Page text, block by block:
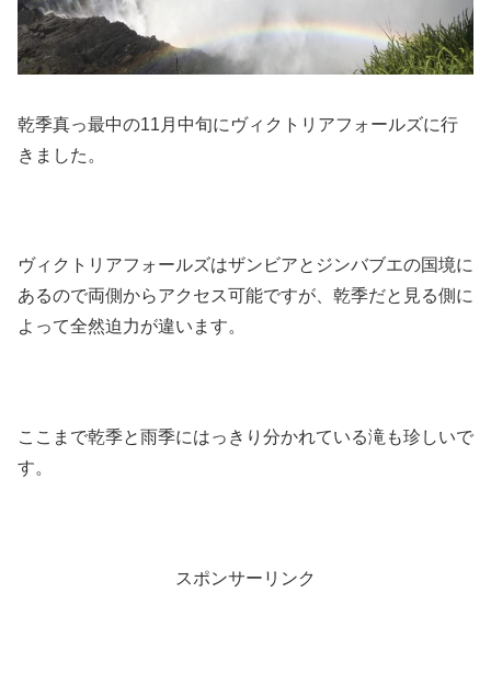
乾季真っ最中の11月中旬にヴィクトリアフォールズに行
きました。
ヴィクトリアフォールズはザンビアとジンバブエの国境に
あるので両側からアクセス可能ですが、乾季だと見る側に
よって全然迫力が違います。
ここまで乾季と雨季にはっきり分かれている滝も珍しいで
す。
スポンサーリンク